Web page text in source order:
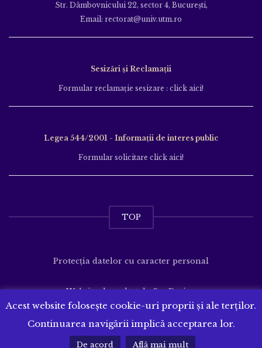
Str. Dâmbovnicului 22, sector 4, București,
Email: rectorat@univ.utm.ro
Sesizări și Reclamații
Formular reclamație sesizare : click aici!
Legea 544/2001 - Informații de interes public
Formular solicitare click aici!
TOP
Protecția datelor cu caracter personal
Website dezvoltat deSenDesign
Acest website folosește cookie-uri proprii și ale terților.
Continuarea navigării implică acceptarea lor.
De acord Află mai mult